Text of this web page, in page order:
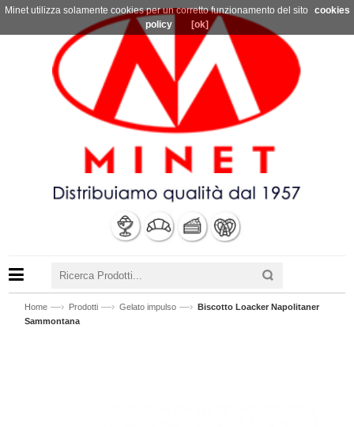
Home —› Prodotti —› Gelato impulso —› Biscotto Loacker Napolitaner
Sammontana
Minet utilizza solamente cookies per un corretto funzionamento del sito
cookies
policy
[ok]